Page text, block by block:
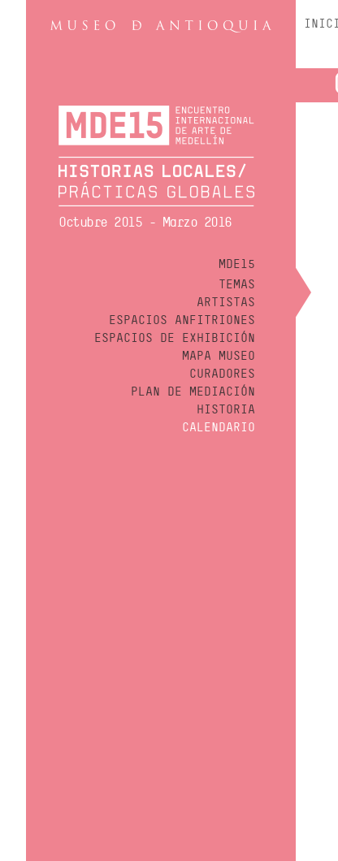
Octubre 2015 - Marzo 2016
MDE15
TEMAS
ARTISTAS
ESPACIOS ANFITRIONES
ESPACIOS DE EXHIBICIÓN
MAPA MUSEO
CURADORES
PLAN DE MEDIACIÓN
HISTORIA
CALENDARIO